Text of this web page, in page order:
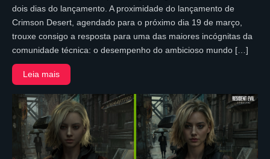
dois dias do lançamento. A proximidade do lançamento de
Crimson Desert, agendado para o próximo dia 19 de março,
trouxe consigo a resposta para uma das maiores incógnitas da
comunidade técnica: o desempenho do ambicioso mundo […]
Leia mais